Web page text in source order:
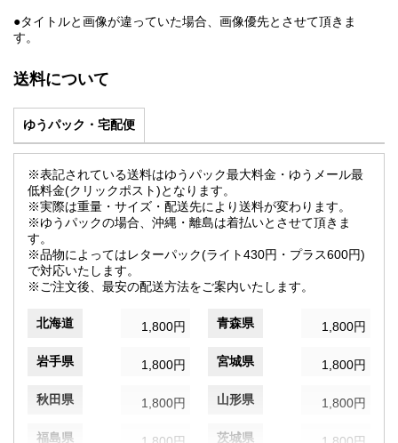
●タイトルと画像が違っていた場合、画像優先とさせて頂きま
す。
送料について
ゆうパック・宅配便
※表記されている送料はゆうパック最大料金・ゆうメール最
低料金(クリックポスト)となります。
※実際は重量・サイズ・配送先により送料が変わります。
※ゆうパックの場合、沖縄・離島は着払いとさせて頂きま
す。
※品物によってはレターパック(ライト430円・プラス600円)
で対応いたします。
※ご注文後、最安の配送方法をご案内いたします。
北海道 1,800円 青森県 1,800円
岩手県 1,800円 宮城県 1,800円
秋田県 1,800円 山形県 1,800円
福島県 茨城県